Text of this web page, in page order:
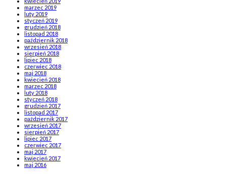
marzec 2019
luty 2019
styczeń 2019
grudzień 2018
listopad 2018
październik 2018
wrzesień 2018
sierpień 2018
lipiec 2018
czerwiec 2018
maj 2018
kwiecień 2018
marzec 2018
luty 2018
styczeń 2018
grudzień 2017
listopad 2017
październik 2017
wrzesień 2017
sierpień 2017
lipiec 2017
czerwiec 2017
maj 2017
kwiecień 2017
maj 2016